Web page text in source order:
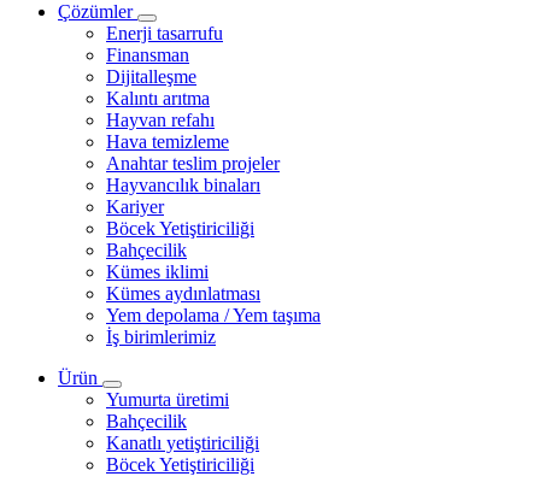
Çözümler
Enerji tasarrufu
Finansman
Dijitalleşme
Kalıntı arıtma
Hayvan refahı
Hava temizleme
Anahtar teslim projeler
Hayvancılık binaları
Kariyer
Böcek Yetiştiriciliği
Bahçecilik
Kümes iklimi
Kümes aydınlatması
Yem depolama / Yem taşıma
İş birimlerimiz
Ürün
Yumurta üretimi
Bahçecilik
Kanatlı yetiştiriciliği
Böcek Yetiştiriciliği